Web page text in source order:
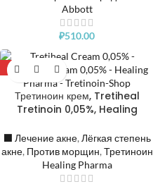
Abbott
₽510.00
-36%
Третиноин крем, Tretiheal
Tretinoin 0,05%, Healing
⬛️ Лечение акне, Лёгкая степень
акне, Против морщин, Третиноин
Healing Pharma